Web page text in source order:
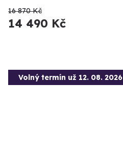
16 870 Kč
14 490 Kč
Volný termín už 12. 08. 2026